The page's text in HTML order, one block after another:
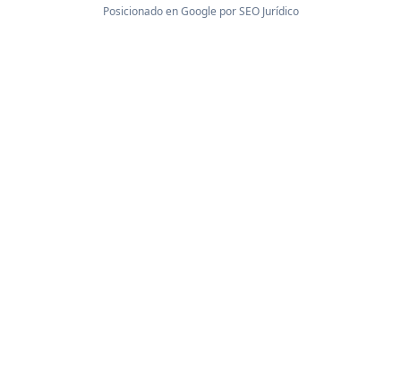
Posicionado en Google porSEO Jurídico